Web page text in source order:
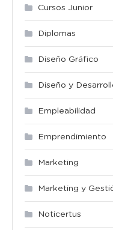
Cursos Junior
Diplomas
Diseño Gráfico
Diseño y
Empleabilidad
Emprendimiento
Marketing
Marketing y
Noticertus